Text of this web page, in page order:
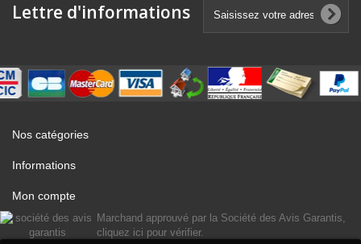
Lettre d'informations
Nos catégories
Informations
Mon compte
Marchand approuvé par la Société des Avis Garantis,
cliquez ici pour vérifier.